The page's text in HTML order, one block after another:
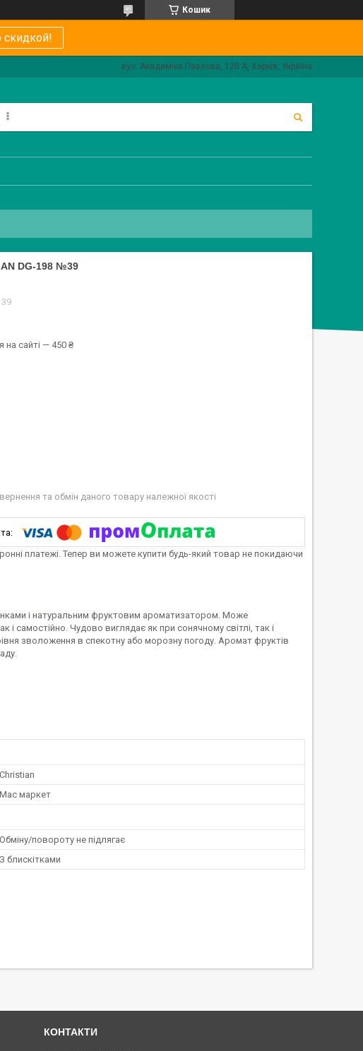
Кошик
скидкой!
вул. Академіка Павлова, 120 А, Харків, Україна
DG-198 №39
на сайті — 450 ₴
та обмін даного товару належної якості
платежі. Тепер ви можете купити будь-який товар не покидаючи
і натуральним фруктовим ароматизатором. Може
самостійно. Чудово виглядає як при сонячному світлі, так і
зволоження в спекотну або морозну погоду. Аромат фруктів
Christian
Мас маркет
Обміну/повороту не підлягає
З блискітками